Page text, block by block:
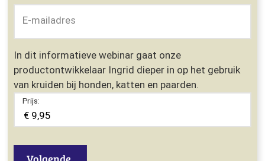
E-mailadres
In dit informatieve webinar gaat onze
productontwikkelaar Ingrid dieper in op het gebruik
van kruiden bij honden, katten en paarden.
Prijs: